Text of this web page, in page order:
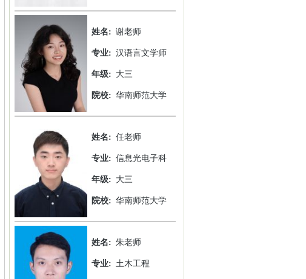
姓名: 谢老师
专业: 汉语言文学师
年级: 大三
院校: 华南师范大学
姓名: 任老师
专业: 信息光电子科
年级: 大三
院校: 华南师范大学
姓名: 朱老师
专业: 土木工程